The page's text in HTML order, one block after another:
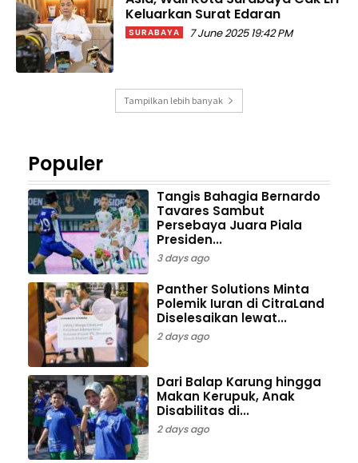
Keluarkan Surat Edaran
SURABAYA 7 June 2025 19:42 PM
Tampilkan lebih banyak
Populer
Tangis Bahagia Bernardo
Tavares Sambut
Persebaya Juara Piala
Presiden...
3 days ago
Panther Solutions Minta
Polemik Iuran di CitraLand
Diselesaikan lewat...
2 days ago
Dari Balap Karung hingga
Makan Kerupuk, Anak
Disabilitas di...
2 days ago